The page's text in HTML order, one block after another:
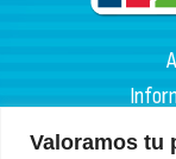
Valoramos tu